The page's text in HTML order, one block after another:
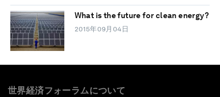
What is the future for clean energy?
2015年09月04日
世界経済フォーラムについて